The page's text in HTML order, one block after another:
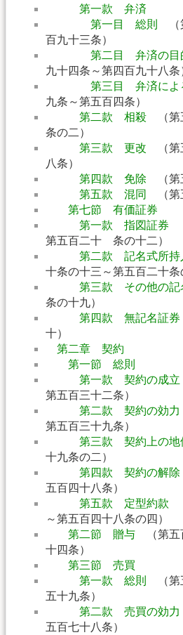
第一款 弁済
第一目 総則
（
百九十三条）
第二目 弁済の目
九十四条～第四百九十八条
第三目 弁済によ
九条～第五百四条）
第二款 相殺 （第
条の二）
第三款 更改 （第
八条）
第四款 免除 （第
第五款 混同
（第
第七節 有価証券
第一款 指図証券
第五百二十 条の十二）
第二款 記名式所持
十条の十三～第五百二十条
第三款 その他の記
条の十九）
第四款 無記名証券
十）
第二章 契約
第一節 総則
第一款 契約の成立
第五百三十二条）
第二款 契約の効力
第五百三十九条）
第三款 契約上の地
十九条の二）
第四款 契約の解除
五百四十八条）
第五款 定型約款
～第五百四十八条の四）
第二節 贈与 （第五
十四条）
第三節 売買
第一款 総則
（第
五十九条）
第二款 売買の効力
五百七十八条）